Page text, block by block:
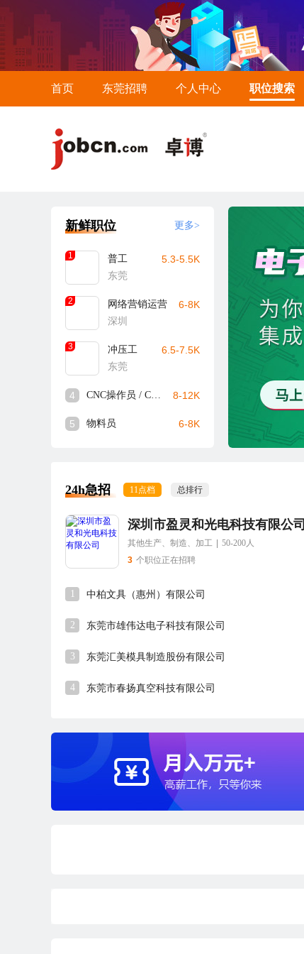
首页 东莞招聘 个人中心 职位搜索
新鲜职位 更多>
1
普工
东莞
5.3-5.5K
2
网络营销运营
深圳
6-8K
3
冲压工
东莞
6.5-7.5K
4 CNC操作员 / CNC师傅 8-12K
5 物料员 6-8K
24h急招 11点档 总排行
深圳市盈灵和光电科技有限公司
其他生产、制造、加工
50-200人
3 个职位正在招聘
1 中柏文具（惠州）有限公司
2 东莞市雄伟达电子科技有限公司
3 东莞汇美模具制造股份有限公司
4 东莞市春扬真空科技有限公司